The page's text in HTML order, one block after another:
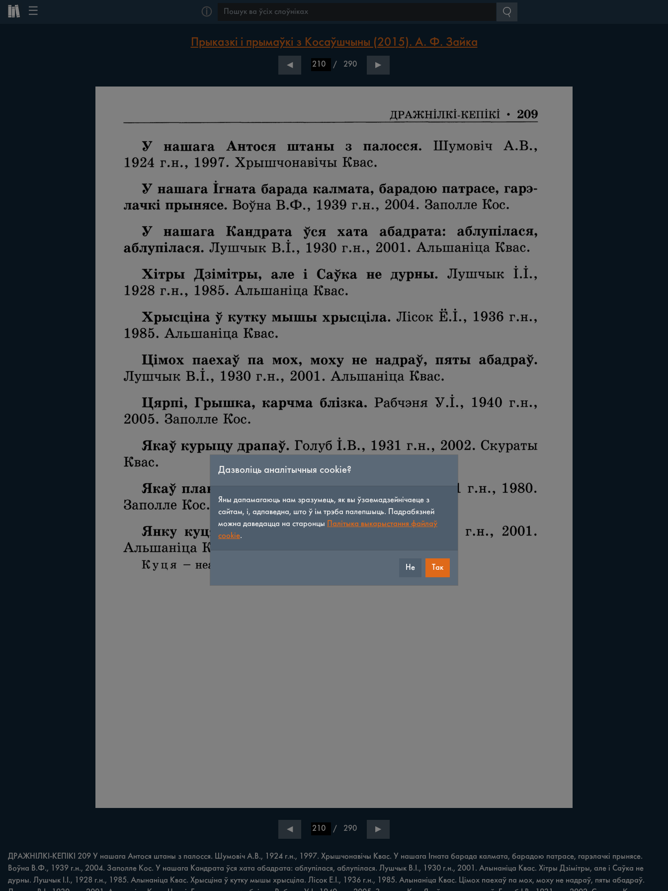
☰ ⓘ
Прыказкі і прымаўкі з Косаўшчыны (2015). А. Ф. Зайка
◀ / 290 ▶
◀ / 290 ▶
ДРАЖНІЛКІ-КЕПІКІ 209 У нашага Антося штаны з палосся. Шумовіч А.В., 1924 г.н., 1997. Хрышчонавічы Квас. У нашага Ігната барада калмата, барадою патрасе, гарэлачкі прынясе.
Воўна В.Ф., 1939 г.н., 2004. Заполле Кос. У нашага Кандрата ўся хата абадрата: аблупілася, аблупілася. Лушчык В.І., 1930 г.н., 2001. Алынаніца Квас. Хітры Дзімітры, але i Саўка не
дурны. Лушчык І.І., 1928 г.н., 1985. Алынаніца Квас. Хрысціна ў кутку мышы хрысціла. Лісок E.I., 1936 г.н., 1985. Алынаніца Квас. Цімох паехаў па мох, моху не надраў, пяты абадраў.
Дазволіць аналітычныя cookie?
Яны дапамагаюць нам зразумець, як вы ўзаемадзейнічаеце з
сайтам, і, адпаведна, што ў ім трэба палепшыць. Падрабязней
можна даведацца на старонцы Палітыка выкарыстання файлаў
cookie.
Не Так